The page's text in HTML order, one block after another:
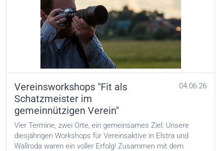
Vereinsworkshops "Fit als
Schatzmeister im
gemeinnützigen Verein"
04.06.26
Vier Termine, zwei Orte, ein gemeinsames Ziel: Unsere
diesjährigen Workshops für Vereinsaktive in Elstra und
Wallroda waren ein voller Erfolg! Zusammen mit dem